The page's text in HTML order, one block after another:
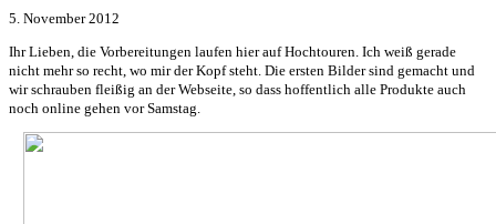
5. November 2012
Ihr Lieben, die Vorbereitungen laufen hier auf Hochtouren. Ich weiß gerade
nicht mehr so recht, wo mir der Kopf steht. Die ersten Bilder sind gemacht und
wir schrauben fleißig an der Webseite, so dass hoffentlich alle Produkte auch
noch online gehen vor Samstag.